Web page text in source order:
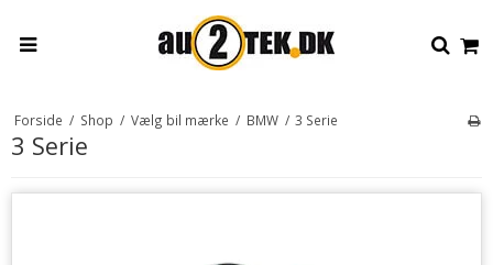
Forside / Shop / Vælg bil mærke / BMW / 3 Serie
3 Serie